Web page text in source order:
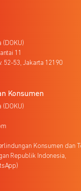
(DOKU)
11
52-53, Jakarta 12190
Konsumen
(DOKU)
Konsumen dan
Republik Indonesia,